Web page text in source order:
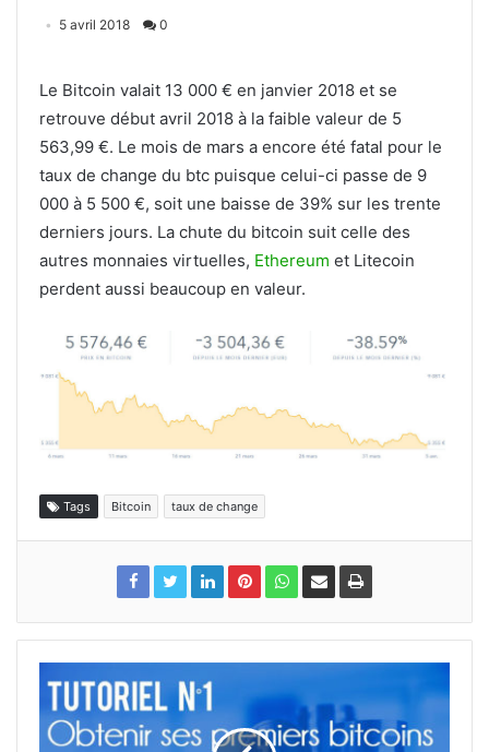
5 avril 2018 0
Le Bitcoin valait 13 000 € en janvier 2018 et se
retrouve début avril 2018 à la faible valeur de 5
563,99 €. Le mois de mars a encore été fatal pour le
taux de change du btc puisque celui-ci passe de 9
000 à 5 500 €, soit une baisse de 39% sur les trente
derniers jours. La chute du bitcoin suit celle des
autres monnaies virtuelles, Ethereum et Litecoin
perdent aussi beaucoup en valeur.
Tags Bitcoin taux de change